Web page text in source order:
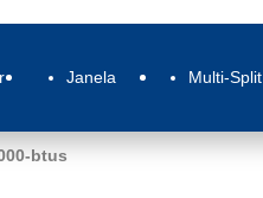
Janela Multi-Split
btus